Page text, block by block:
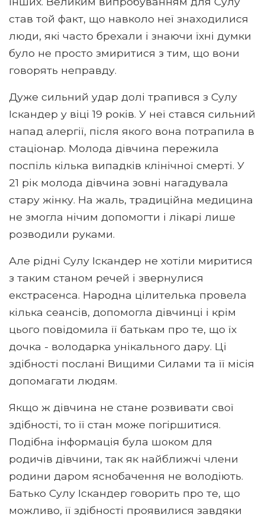
став той факт, що навколо неї знаходилися
люди, які часто брехали і знаючи їхні думки
було не просто змиритися з тим, що вони
говорять неправду.
Дуже сильний удар долі трапився з Сулу
Іскандер у віці 19 років. У неї стався сильний
напад алергії, після якого вона потрапила в
стаціонар. Молода дівчина пережила
поспіль кілька випадків клінічної смерті. У
21 рік молода дівчина зовні нагадувала
стару жінку. На жаль, традиційна медицина
не змогла нічим допомогти і лікарі лише
розводили руками.
Але рідні Сулу Іскандер не хотіли миритися
з таким станом речей і звернулися
екстрасенса. Народна цілителька провела
кілька сеансів, допомогла дівчинці і крім
цього повідомила її батькам про те, що їх
дочка - володарка унікального дару. Ці
здібності послані Вищими Силами та її місія
допомагати людям.
Якщо ж дівчина не стане розвивати свої
здібності, то її стан може погіршитися.
Подібна інформація була шоком для
родичів дівчини, так як найближчі члени
родини даром яснобачення не володіють.
Батько Сулу Іскандер говорить про те, що
можливо, її здібності проявилися завдяки